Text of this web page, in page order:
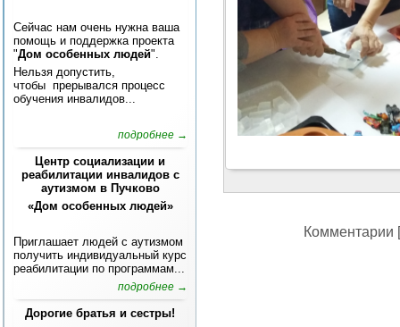
Сейчас нам очень нужна ваша
помощь и поддержка проекта
"Дом особенных людей".
Нельзя допустить,
чтобы прерывался процесс
обучения инвалидов...
подробнее →
Центр социализации и
реабилитации инвалидов с
аутизмом в Пучково
«Дом особенных людей»
Приглашает людей с аутизмом
получить индивидуальный курс
реабилитации по программам...
подробнее →
Дорогие братья и сестры!
Комментарии